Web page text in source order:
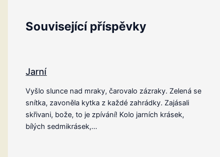
Související příspěvky
Jarní
Vyšlo slunce nad mraky, čarovalo zázraky. Zelená se
snítka, zavoněla kytka z každé zahrádky. Zajásali
skřivani, bože, to je zpívání! Kolo jarních krásek,
bílých sedmikrásek,…